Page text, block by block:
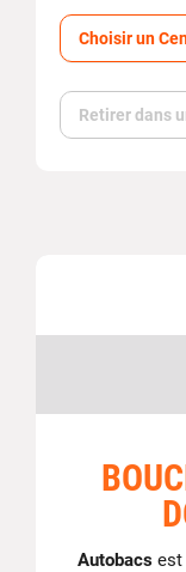
Choisir un
Retirer dans
Autobacs est